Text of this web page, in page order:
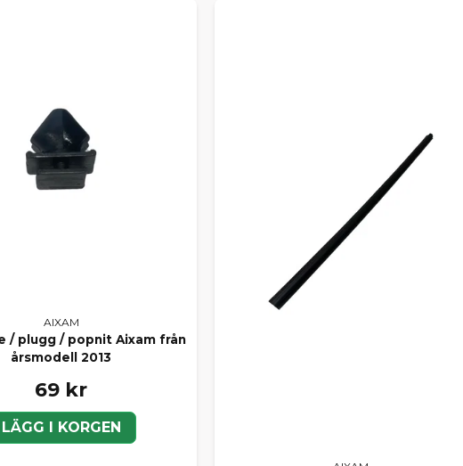
AIXAM
/ plugg / popnit Aixam från
årsmodell 2013
69 kr
LÄGG I KORGEN